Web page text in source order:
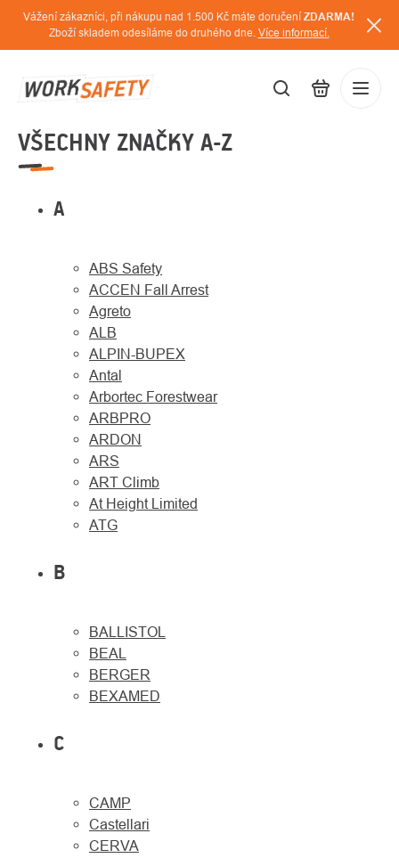
Přejít
obsah
Vážení zákazníci, při nákupu nad 1.500 Kč máte doručení ZDARMA!
Zboží skladem odesíláme do druhého dne. Více informací.
VŠECHNY ZNAČKY A-Z
A
ABS Safety
ACCEN Fall Arrest
Agreto
ALB
ALPIN-BUPEX
Antal
Arbortec Forestwear
ARBPRO
ARDON
ARS
ART Climb
At Height Limited
ATG
B
BALLISTOL
BEAL
BERGER
BEXAMED
C
CAMP
Castellari
CERVA